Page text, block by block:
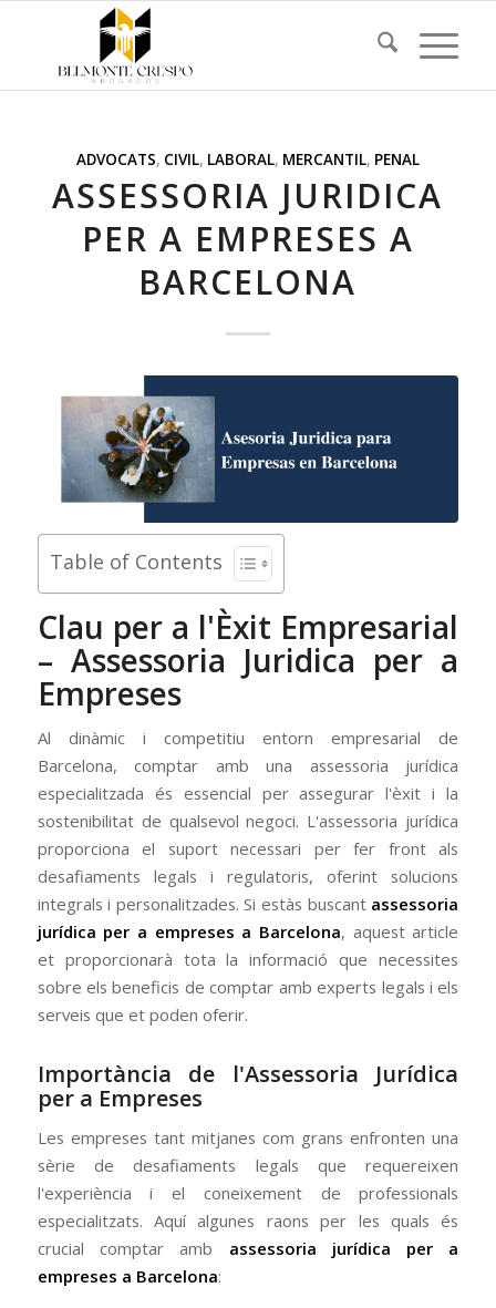
ADVOCATS, CIVIL, LABORAL, MERCANTIL, PENAL
ASSESSORIA JURIDICA
PER A EMPRESES A
BARCELONA
Table of Contents
Clau per a l'Èxit Empresarial
– Assessoria Juridica per a
Empreses
Al dinàmic i competitiu entorn empresarial de
Barcelona, comptar amb una assessoria jurídica
especialitzada és essencial per assegurar l'èxit i la
sostenibilitat de qualsevol negoci. L'assessoria jurídica
proporciona el suport necessari per fer front als
desafiaments legals i regulatoris, oferint solucions
integrals i personalitzades. Si estàs buscant assessoria
jurídica per a empreses a Barcelona, aquest article
et proporcionarà tota la informació que necessites
sobre els beneficis de comptar amb experts legals i els
serveis que et poden oferir.
Importància de l'Assessoria Jurídica
per a Empreses
Les empreses tant mitjanes com grans enfronten una
sèrie de desafiaments legals que requereixen
l'experiència i el coneixement de professionals
especialitzats. Aquí algunes raons per les quals és
crucial comptar amb assessoria jurídica per a
empreses a Barcelona: